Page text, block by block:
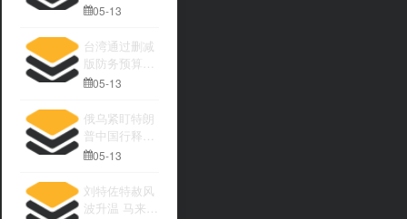
05-13
台湾通过删减
版防务预算引
发关注
05-13
俄乌紧盯特朗
普中国行释放
何种信号
05-13
刘特佐特赦风
波升温 马来西